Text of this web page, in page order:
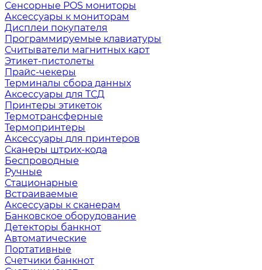
Сенсорные POS мониторы
Аксессуары к мониторам
Дисплеи покупателя
Программируемые клавиатуры
Считыватели магнитных карт
Этикет-пистолеты
Прайс-чекеры
Терминалы сбора данных
Аксессуары для ТСД
Принтеры этикеток
Термотрансферные
Термопринтеры
Аксессуары для принтеров
Сканеры штрих-кода
Беспроводные
Ручные
Стационарные
Встраиваемые
Аксессуары к сканерам
Банковское оборудование
Детекторы банкнот
Автоматические
Портативные
Счетчики банкнот